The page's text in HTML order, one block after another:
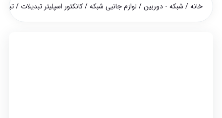
خانه/ شبکه - دوربین/ لوازم جانبی شبکه/کانکتور اسپلیتر تبدیلات / تبدیل ۱ به ۵